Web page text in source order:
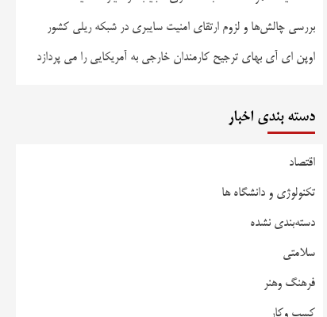
بررسی چالش‌ها و لزوم ارتقای امنیت سایبری در شبکه ریلی کشور
اوپن ای آی بهای ترجیح کارمندان خارجی به آمریکایی را می پردازد
دسته بندی اخبار
اقتصاد
تکنولوژی و دانشگاه ها
دسته‌بندی نشده
سلامتی
فرهنگ وهنر
کسب وکار